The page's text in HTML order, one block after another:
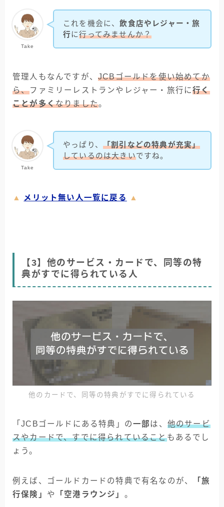
Take
これを機会に、飲食店やレジャー・旅
行に行ってみませんか？
管理人もなんですが、 JCBゴールドを使い始めてか
ら、ファミリーレストランやレジャー・旅行に行く
ことが多くなりました。
Take
やっぱり、 「割引などの特典が充実」
しているのは大きいですね。
▲ メリット無い人一覧に戻る ▲
【3】他のサービス・カードで、同等の特
典がすでに得られている人
他のカードで、同等の特典がすでに得られている
「JCBゴールドにある特典」の一部は、 他のサービ
スやカードで、すでに得られていることもあるでし
ょう。
例えば、ゴールドカードの特典で有名なのが、
「旅
行保険」 や 「空港ラウンジ」 。